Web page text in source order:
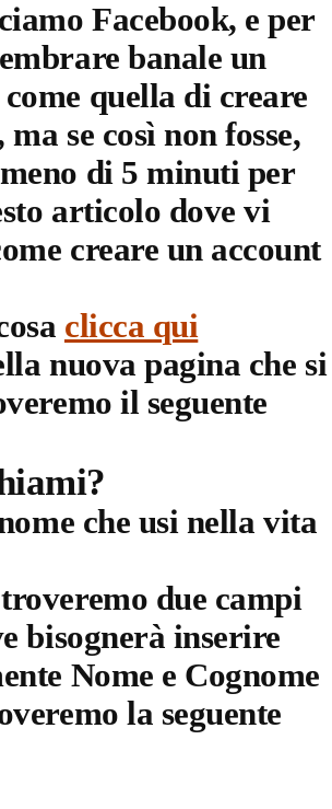
Facebook, e per
banale un
quella di creare
se così non fosse,
di 5 minuti per
articolo dove vi
creare un account
clicca qui
nuova pagina che si
il seguente
che usi nella vita
due campi
bisognerà inserire
Nome e Cognome
la seguente